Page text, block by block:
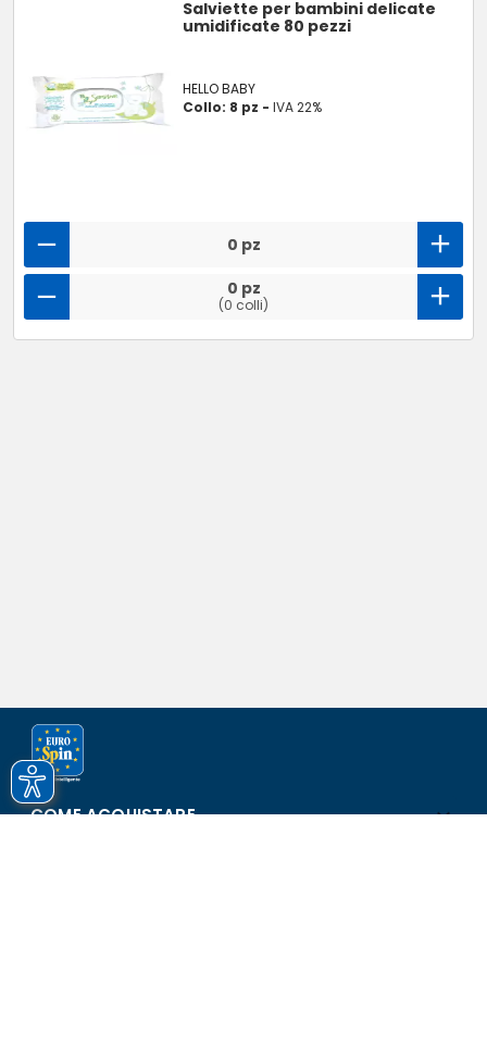
Salviette per bambini delicate
umidificate 80 pezzi
HELLO BABY
Collo: 8 pz -IVA 22%
0 pz
0 pz
(0 colli)
COME ACQUISTARE